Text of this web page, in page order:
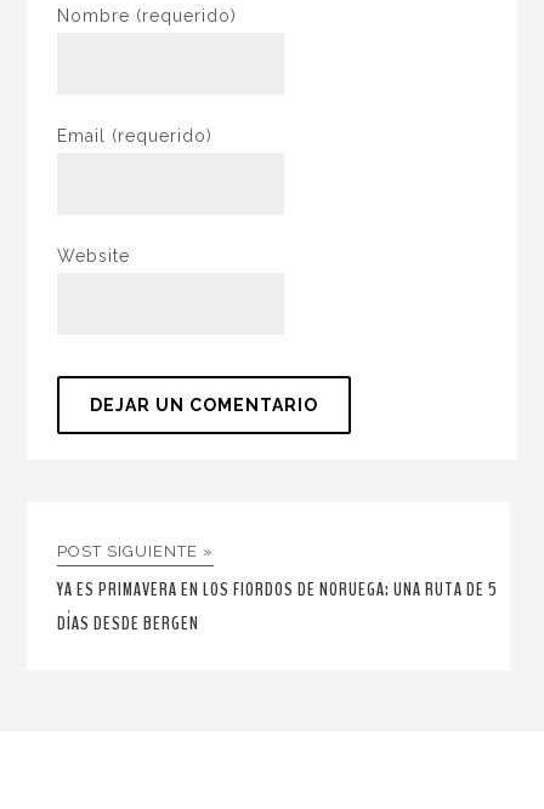
Nombre (requerido)
Email (requerido)
Website
POST SIGUIENTE »
YA ES PRIMAVERA EN LOS FIORDOS DE NORUEGA: UNA RUTA DE 5
DÍAS DESDE BERGEN